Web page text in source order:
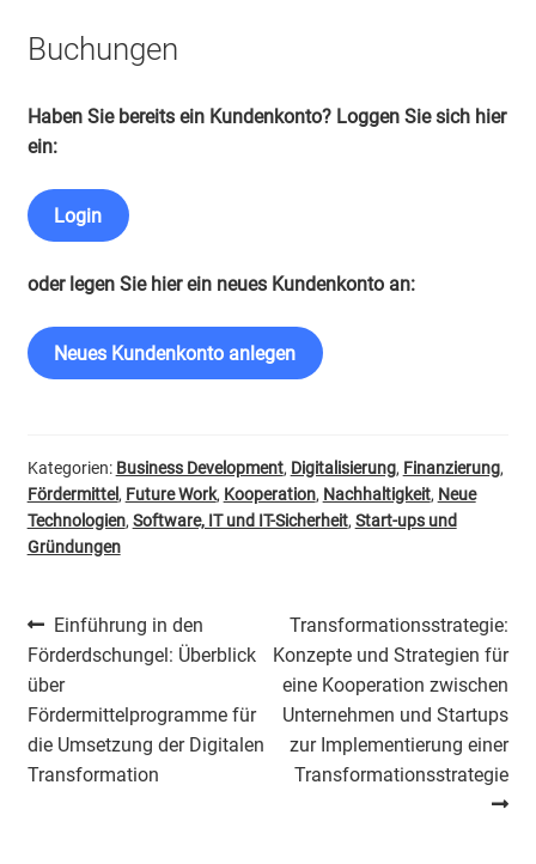
Buchungen
Haben Sie bereits ein Kundenkonto? Loggen Sie sich hier
ein:
Login
oder legen Sie hier ein neues Kundenkonto an:
Neues Kundenkonto anlegen
Kategorien: Business Development, Digitalisierung, Finanzierung,
Fördermittel, Future Work, Kooperation, Nachhaltigkeit, Neue
Technologien, Software, IT und IT-Sicherheit, Start-ups und
Gründungen
Beitragsnavigation
Vorheriger
Beitrag:
Einführung in den
Förderdschungel: Überblick
über
Fördermittelprogramme für
die Umsetzung der Digitalen
Transformation
Nächster
Beitrag:
Transformationsstrategie:
Konzepte und Strategien für
eine Kooperation zwischen
Unternehmen und Startups
zur Implementierung einer
Transformationsstrategie